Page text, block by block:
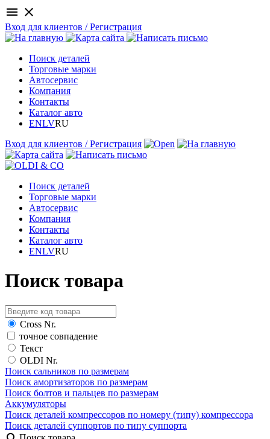
menu close
Вход для клиентов / Регистрация
Поиск деталей
Торговые марки
Автосервис
Компания
Контакты
Каталог авто
ENLVRU
Вход для клиентов / Регистрация
Поиск деталей
Торговые марки
Автосервис
Компания
Контакты
Каталог авто
ENLVRU
Поиск товара
Cross Nr.
точное совпадение
Текст
OLDI Nr.
Поиск сальников по размерам
Поиск амортизаторов по размерам
Поиск болтов и пальцев по размерам
Аккумуляторы
Поиск деталей компрессоров по номеру (типу) компрессора
Поиск деталей суппортов по типу суппорта